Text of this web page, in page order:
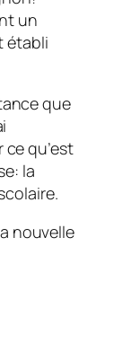
un
établi
que
qu’est
la
nouvelle